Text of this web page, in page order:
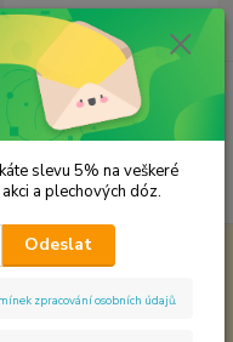
Menu
Hledat
ks
za 0,00 Kč
mletý
slevu 5% na veškeré
a plechových dóz.
Odeslat
zpracování osobních údajů